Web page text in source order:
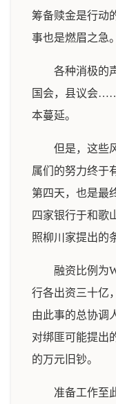
筹备赎金是行动
事也是燃眉之急。
各种消极的
国会，县议会
本蔓延。
但是，这些
属们的努力终于
第四天，也是最
四家银行于和歌
照柳川家提出的
融资比例为
行各出资三十亿
由此事的总协调
对绑匪可能提出
的万元旧钞。
准备工作至